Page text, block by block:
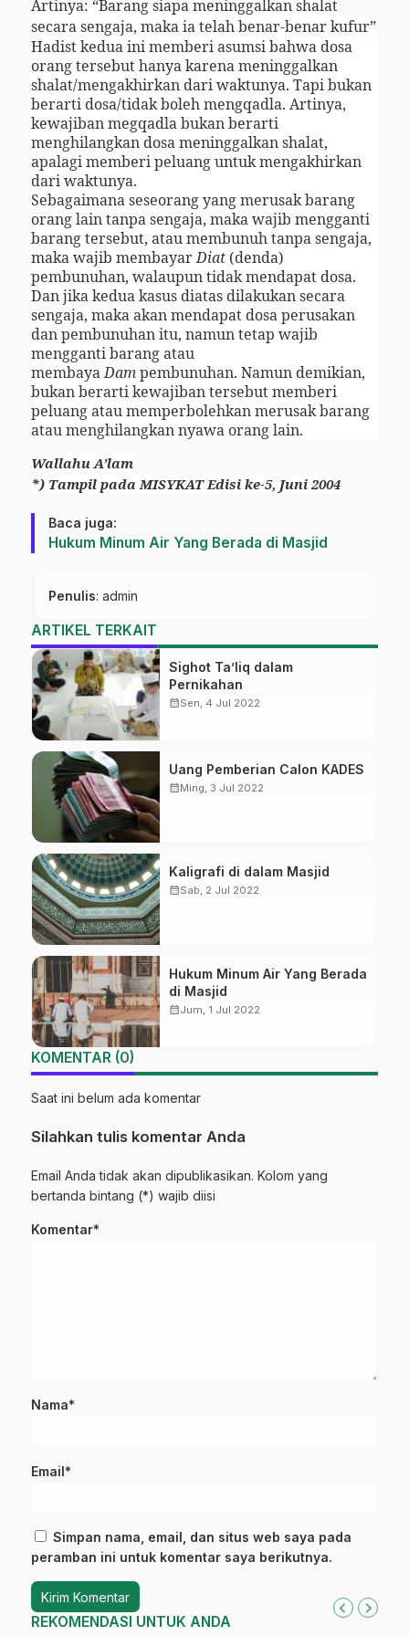
Artinya: “Barang siapa meninggalkan shalat
secara sengaja, maka ia telah benar-benar kufur”
Hadist kedua ini memberi asumsi bahwa dosa
orang tersebut hanya karena meninggalkan
shalat/mengakhirkan dari waktunya. Tapi bukan
berarti dosa/tidak boleh mengqadla. Artinya,
kewajiban megqadla bukan berarti
menghilangkan dosa meninggalkan shalat,
apalagi memberi peluang untuk mengakhirkan
dari waktunya.
Sebagaimana seseorang yang merusak barang
orang lain tanpa sengaja, maka wajib mengganti
barang tersebut, atau membunuh tanpa sengaja,
maka wajib membayarDiat (denda)
pembunuhan, walaupun tidak mendapat dosa.
Dan jika kedua kasus diatas dilakukan secara
sengaja, maka akan mendapat dosa perusakan
dan pembunuhan itu, namun tetap wajib
mengganti barang atau
membayaDampembunuhan. Namun demikian,
bukan berarti kewajiban tersebut memberi
peluang atau memperbolehkan merusak barang
atau menghilangkan nyawa orang lain.
Wallahu A’lam
*) Tampil pada MISYKAT Edisi ke-5, Juni 2004
Baca juga:
Hukum Minum Air Yang Berada di Masjid
Penulis: admin
ARTIKEL TERKAIT
Sighot Ta’liq dalam
Pernikahan
calendar_monthSen, 4 Jul 2022
Uang Pemberian Calon KADES
calendar_monthMing, 3 Jul 2022
Kaligrafi di dalam Masjid
calendar_monthSab, 2 Jul 2022
Hukum Minum Air Yang Berada
di Masjid
calendar_monthJum, 1 Jul 2022
KOMENTAR (0)
Saat ini belum ada komentar
Silahkan tulis komentar Anda
Email Anda tidak akan dipublikasikan. Kolom yang
bertanda bintang (*) wajib diisi
Komentar*
Nama*
Email*
Simpan nama, email, dan situs web saya pada
peramban ini untuk komentar saya berikutnya.
REKOMENDASI UNTUK ANDA